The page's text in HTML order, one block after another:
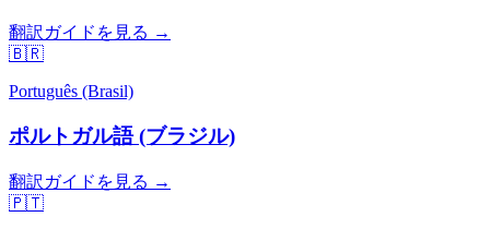
翻訳ガイドを見る →
🇧🇷
Português (Brasil)
ポルトガル語 (ブラジル)
翻訳ガイドを見る →
🇵🇹